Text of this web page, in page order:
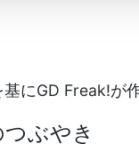
にGD Freak!が
ぶやき